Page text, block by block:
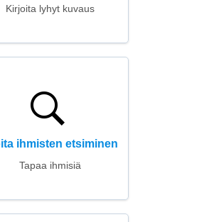
Kirjoita lyhyt kuvaus
ihmisten etsiminen
Tapaa ihmisiä